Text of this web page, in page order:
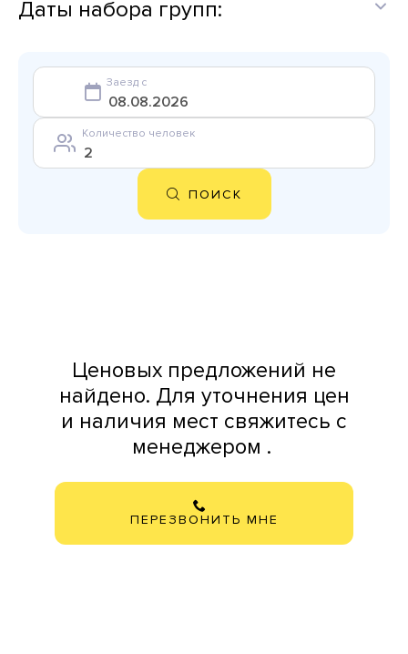
Даты набора групп:
Заезд с
Количество человек
ПОИСК
Ценовых предложений не
найдено. Для уточнения цен
и наличия мест свяжитесь с
менеджером .
ПЕРЕЗВОНИТЬ МНЕ